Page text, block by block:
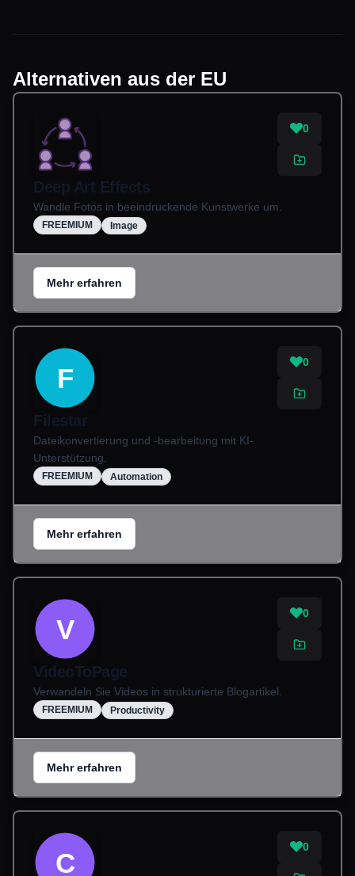
Alternativen aus der EU
0
Deep Art Effects
Wandle Fotos in beeindruckende Kunstwerke um.
FREEMIUM Image
Mehr erfahren
F
0
Filestar
Dateikonvertierung und -bearbeitung mit KI-
Unterstützung.
FREEMIUM Automation
Mehr erfahren
V
0
VideoToPage
Verwandeln Sie Videos in strukturierte Blogartikel.
FREEMIUM Productivity
Mehr erfahren
C
0